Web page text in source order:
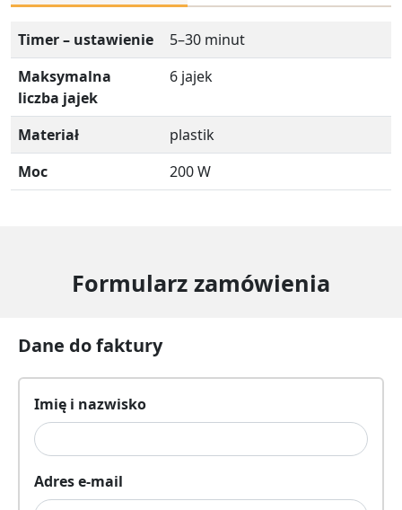
Timer – ustawienie
5–30 minut
Maksymalna
liczba jajek
6 jajek
Materiał
plastik
Moc
200 W
Formularz zamówienia
Dane do faktury
Imię i nazwisko
Adres e-mail